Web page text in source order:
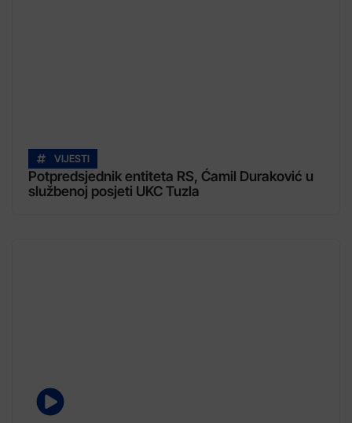
VIJESTI
Potpredsjednik entiteta RS, Ćamil Duraković u
službenoj posjeti UKC Tuzla